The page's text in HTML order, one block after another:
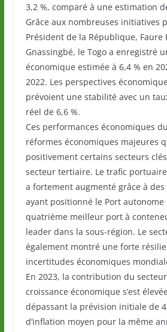
3,2 %, comparé à une estimation
Grâce aux nombreuses initiatives
Président de la République, Faure
Gnassingbé, le Togo a enregistré
économique estimée à 6,4 % en
2022. Les perspectives
prévoient une stabilité avec un
réel de 6,6 %.
Ces performances économiques
réformes économiques majeures
positivement certains secteurs
secteur tertiaire. Le trafic
a fortement augmenté grâce à
ayant positionné le Port autonome
quatrième meilleur port à
leader dans la sous-région. Le
également montré une forte
incertitudes économiques
En 2023, la contribution du
croissance économique s’est
dépassant la prévision initiale de
d’inflation moyen pour la même